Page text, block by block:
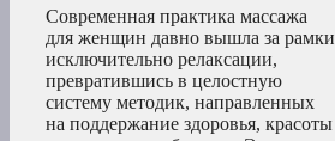
Современная практика массажа
для женщин давно вышла за рамки
исключительно релаксации,
превратившись в целостную
систему методик, направленных
на поддержание здоровья, красоты